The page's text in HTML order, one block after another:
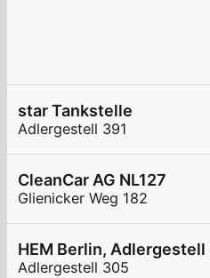
star Tankstelle
Adlergestell 391
CleanCar AG NL127
Glienicker Weg 182
HEM Berlin,
Adlergestell 305